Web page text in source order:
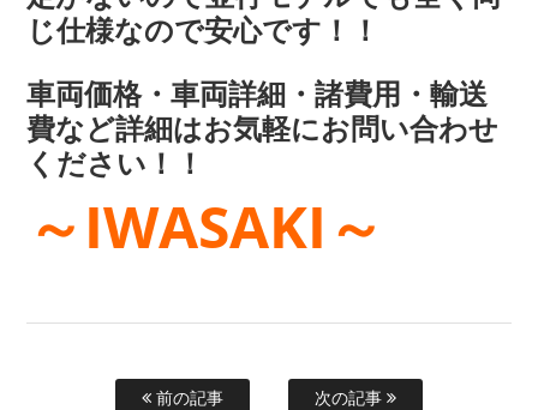
じ仕様なので安心です！！
車両価格・車両詳細・諸費用・輸送
費など詳細はお気軽にお問い合わせ
ください！！
～IWASAKI～
前の記事 次の記事